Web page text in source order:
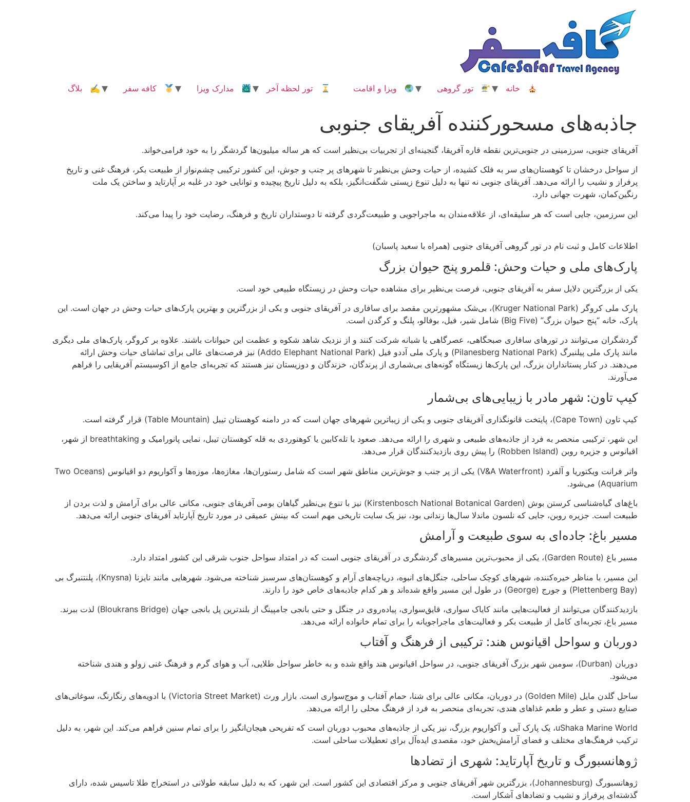
خانه تور گروهی ویزا و اقامت تور لحظه آخر مدارک ویزا کافه سفر ✍ بلاگ
جاذبه‌های مسحورکننده آفریقای جنوبی
آفریقای جنوبی، سرزمینی در جنوبی‌ترین نقطه قاره آفریقا، گنجینه‌ای از تجربیات بی‌نظیر است که هر ساله میلیون‌ها گردشگر را به خود فرامی‌خواند.
از سواحل درخشان تا کوهستان‌های سر به فلک کشیده، از حیات وحش بی‌نظیر تا شهرهای پر جنب و جوش، این کشور ترکیبی چشم‌نواز از طبیعت بکر، فرهنگ غنی و تاریخ
پرفراز و نشیب را ارائه می‌دهد. آفریقای جنوبی نه تنها به دلیل تنوع زیستی شگفت‌انگیز، بلکه به دلیل تاریخ پیچیده و توانایی خود در غلبه بر آپارتاید و ساختن یک ملت
رنگین‌کمان، شهرت جهانی دارد.
این سرزمین، جایی است که هر سلیقه‌ای، از علاقه‌مندان به ماجراجویی و طبیعت‌گردی گرفته تا دوستداران تاریخ و فرهنگ، رضایت خود را پیدا می‌کند.
اطلاعات کامل و ثبت نام در تور گروهی آفریقای جنوبی (همراه با سعید پاسبان)
پارک‌های ملی و حیات وحش: قلمرو پنج حیوان بزرگ
یکی از بزرگترین دلایل سفر به آفریقای جنوبی، فرصت بی‌نظیر برای مشاهده حیات وحش در زیستگاه طبیعی خود است.
پارک ملی کروگر (Kruger National Park)، بی‌شک مشهورترین مقصد برای سافاری در آفریقای جنوبی و یکی از بزرگترین و بهترین پارک‌های حیات وحش در جهان است. این
پارک، خانه “پنج حیوان بزرگ” (Big Five) شامل شیر، فیل، بوفالو، پلنگ و کرگدن است.
گردشگران می‌توانند در تورهای سافاری صبحگاهی، عصرگاهی یا شبانه شرکت کنند و از نزدیک شاهد شکوه و عظمت این حیوانات باشند. علاوه بر کروگر، پارک‌های ملی دیگری
مانند پارک ملی پیلنبرگ (Pilanesberg National Park) و پارک ملی آددو فیل (Addo Elephant National Park) نیز فرصت‌های عالی برای تماشای حیات وحش ارائه
می‌دهند. در کنار پستانداران بزرگ، این پارک‌ها زیستگاه گونه‌های بی‌شماری از پرندگان، خزندگان و دوزیستان نیز هستند که تجربه‌ای جامع از اکوسیستم آفریقایی را فراهم
می‌آورند.
کیپ تاون: شهر مادر با زیبایی‌های بی‌شمار
کیپ تاون (Cape Town)، پایتخت قانونگذاری آفریقای جنوبی و یکی از زیباترین شهرهای جهان است که در دامنه کوهستان تیبل (Table Mountain) قرار گرفته است.
این شهر، ترکیبی منحصر به فرد از جاذبه‌های طبیعی و شهری را ارائه می‌دهد. صعود با تله‌کابین یا کوهنوردی به قله کوهستان تیبل، نمایی پانورامیک و breathtaking از شهر،
اقیانوس و جزیره روبن (Robben Island) را پیش روی بازدیدکنندگان قرار می‌دهد.
واتر فرانت ویکتوریا و آلفرد (V&A Waterfront) یکی از پر جنب و جوش‌ترین مناطق شهر است که شامل رستوران‌ها، مغازه‌ها، موزه‌ها و آکواریوم دو اقیانوس (Two Oceans
Aquarium) می‌شود.
باغ‌های گیاه‌شناسی کرستن بوش (Kirstenbosch National Botanical Garden) نیز با تنوع بی‌نظیر گیاهان بومی آفریقای جنوبی، مکانی عالی برای آرامش و لذت بردن از
طبیعت است. جزیره روبن، جایی که نلسون ماندلا سال‌ها زندانی بود، نیز یک سایت تاریخی مهم است که بینش عمیقی در مورد تاریخ آپارتاید آفریقای جنوبی ارائه می‌دهد.
مسیر باغ: جاده‌ای به سوی طبیعت و آرامش
مسیر باغ (Garden Route)، یکی از محبوب‌ترین مسیرهای گردشگری در آفریقای جنوبی است که در امتداد سواحل جنوب شرقی این کشور امتداد دارد.
این مسیر، با مناظر خیره‌کننده، شهرهای کوچک ساحلی، جنگل‌های انبوه، دریاچه‌های آرام و کوهستان‌های سرسبز شناخته می‌شود. شهرهایی مانند نایزنا (Knysna)، پلنتنبرگ بی
(Plettenberg Bay) و جورج (George) در طول این مسیر واقع شده‌اند و هر کدام جاذبه‌های خاص خود را دارند.
بازدیدکنندگان می‌توانند از فعالیت‌هایی مانند کایاک سواری، قایق‌سواری، پیاده‌روی در جنگل و حتی بانجی جامپینگ از بلندترین پل بانجی جهان (Bloukrans Bridge) لذت ببرند.
مسیر باغ، تجربه‌ای کامل از طبیعت بکر و فعالیت‌های ماجراجویانه را برای تمام خانواده ارائه می‌دهد.
دوربان و سواحل اقیانوس هند: ترکیبی از فرهنگ و آفتاب
دوربان (Durban)، سومین شهر بزرگ آفریقای جنوبی، در سواحل اقیانوس هند واقع شده و به خاطر سواحل طلایی، آب و هوای گرم و فرهنگ غنی زولو و هندی شناخته
می‌شود.
ساحل گلدن مایل (Golden Mile) در دوربان، مکانی عالی برای شنا، حمام آفتاب و موج‌سواری است. بازار ورث (Victoria Street Market) با ادویه‌های رنگارنگ، سوغاتی‌های
صنایع دستی و عطر و طعم غذاهای هندی، تجربه‌ای منحصر به فرد از فرهنگ محلی را ارائه می‌دهد.
uShaka Marine World، یک پارک آبی و آکواریوم بزرگ، نیز یکی از جاذبه‌های محبوب دوربان است که تفریحی هیجان‌انگیز را برای تمام سنین فراهم می‌کند. این شهر، به دلیل
ترکیب فرهنگ‌های مختلف و فضای آرامش‌بخش خود، مقصدی ایده‌آل برای تعطیلات ساحلی است.
ژوهانسبورگ و تاریخ آپارتاید: شهری از تضادها
ژوهانسبورگ (Johannesburg)، بزرگترین شهر آفریقای جنوبی و مرکز اقتصادی این کشور است. این شهر، که به دلیل سابقه طولانی در استخراج طلا تاسیس شده، دارای
گذشته‌ای پرفراز و نشیب و تضادهای آشکار است.